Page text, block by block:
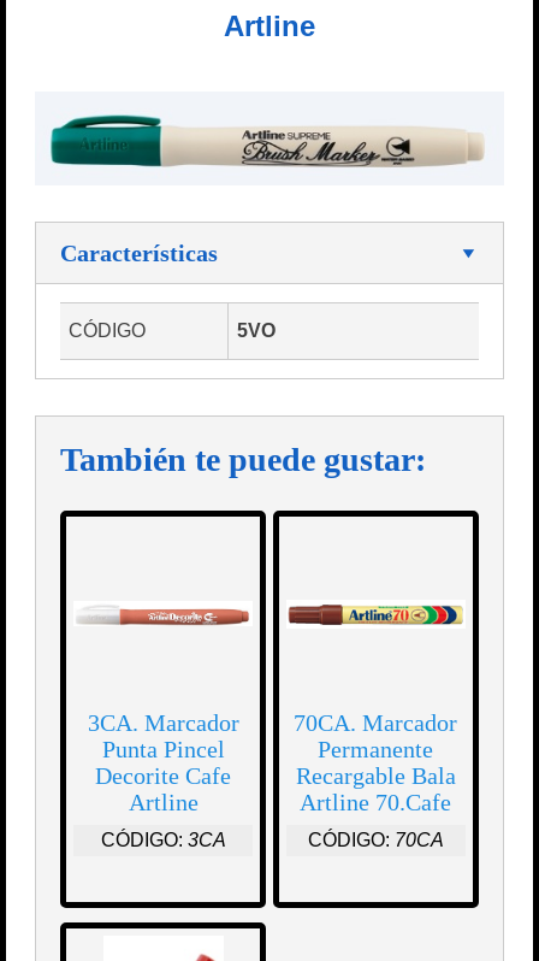
Artline
Características
CÓDIGO 5VO
También te puede gustar:
3CA. Marcador
Punta Pincel
Decorite Cafe
Artline
CÓDIGO: 3CA
70CA. Marcador
Permanente
Recargable Bala
Artline 70.Cafe
CÓDIGO: 70CA